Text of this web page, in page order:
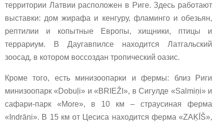
территории Латвии расположен в Риге. Здесь работают
выставки: дом жирафа и кенгуру, фламинго и обезьян,
рептилии и копытные Европы, хищники, птицы и
террариум. В Даугавпилсе находится Латгальский
зоосад, в котором воссоздан тропический оазис.
Кроме того, есть минизоопарки и фермы: близ Риги
минизоопарк «Dobuļi» и «BRIEŽI», в Сигулде «Salmiņi» и
сафари-парк «More», в 10 км – страусиная ферма
«Indrāni». В 15 км от Цесиса находится ферма «ZAĶĪŠ»,